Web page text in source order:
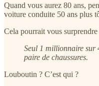
Quand vous aurez 80 ans,
voiture conduite 50 ans plus
Cela pourrait vous surprendre
Seul 1 millionnaire sur
paire de chaussures.
Louboutin ? C’est qui ?